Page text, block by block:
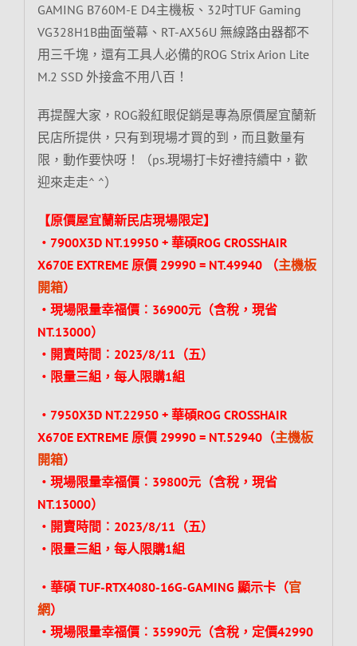
GAMING B760M-E D4主機板、32吋TUF Gaming
VG328H1B曲面螢幕、RT-AX56U 無線路由器都不
用三千塊，還有工具人必備的ROG Strix Arion Lite
M.2 SSD 外接盒不用八百！
再提醒大家，ROG殺紅眼促銷是專為原價屋宜蘭新
民店所提供，只有到現場才買的到，而且數量有
限，動作要快呀！（ps.現場打卡好禮持續中，歡
迎來走走^ ^）
【原價屋宜蘭新民店現場限定】
‧7900X3D NT.19950 + 華碩ROG CROSSHAIR
X670E EXTREME 原價 29990 = NT.49940 （主機板
開箱）
‧現場限量幸福價︰36900元（含稅，現省
NT.13000）
‧開賣時間︰2023/8/11（五）
‧限量三組，每人限購1組
‧7950X3D NT.22950 + 華碩ROG CROSSHAIR
X670E EXTREME 原價 29990 = NT.52940（主機板
開箱）
‧現場限量幸福價︰39800元（含稅，現省
NT.13000）
‧開賣時間︰2023/8/11（五）
‧限量三組，每人限購1組
‧華碩 TUF-RTX4080-16G-GAMING 顯示卡（官
網）
‧現場限量幸福價︰35990元（含稅，定價42990